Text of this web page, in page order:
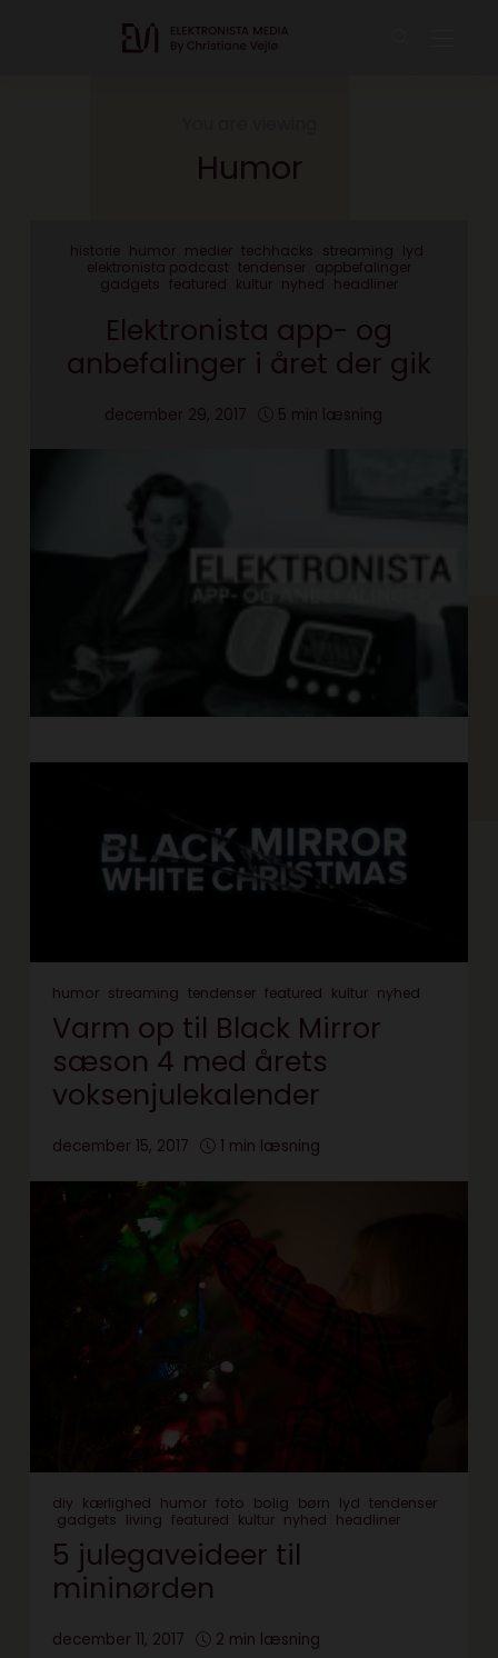
Humor
historie humor medier techhacks streaming lyd
elektronista podcast tendenser appbefalinger
gadgets featured kultur nyhed headliner
Elektronista app- og
anbefalinger i året der gik
december 29, 2017 5 min læsning
humor streaming tendenser featured kultur nyhed
Varm op til Black Mirror
sæson 4 med årets
voksenjulekalender
december 15, 2017 1 min læsning
diy kærlighed humor foto bolig børn lyd tendenser
gadgets living featured kultur nyhed headliner
5 julegaveideer til
mininørden
december 11, 2017 2 min læsning